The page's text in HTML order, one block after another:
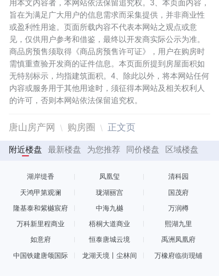
用本文内容者，本网站依法保留追究权。3、本页面内容，
旨在为满足广大用户的信息需求而采集提供，并非商业性
或盈利性用途。页面所载内容不代表本网站之观点或意
见，仅供用户参考和借鉴，最终以开发商实际公示为准。
商品房预售须取得《商品房预售许可证》，用户在购房时
需慎重查验开发商的证件信息。本页面所提到房屋面积如
无特别标示，均指建筑面积。4、除此以外，将本网站任何
内容或服务用于其他用途时，须征得本网站及相关权利人
的许可，否则本网站依法保留追究权。
唐山房产网 购房圈 正文页
附近楼盘 最新楼盘 为您推荐 同价楼盘 区域楼盘
湖岸缇香 凤凰玺 清科园
天鸿甲第观澜 珑湖丽宫 国茂府
隆基泰和紫樾宸府 中海九樾 万润樽
万科新里程商业 梧桐大道商业 熙湖九里
如意府 恒泰唐城云境 禹洲凤凰府
中国铁建唐颂国际 龙湖天境丨尘林间 万橡府临街现铺